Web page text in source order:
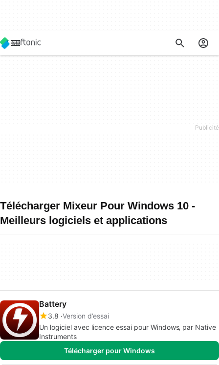
Télécharger Mixeur Pour Windows 10 -
Meilleurs logiciels et applications
Battery
3.8 Version d’essai
Un logiciel avec licence essai pour Windows‚ par Native
Instruments
Télécharger pour Windows